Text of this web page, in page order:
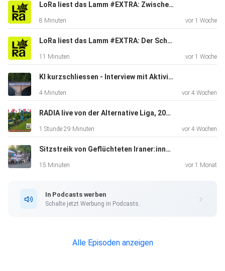
LoRa liest das Lamm #EXTRA: Zwischen Fussball, Rütlischwur und Nationalismus
8 Minuten vor 1 Woche
LoRa liest das Lamm #EXTRA: Der Schweizer Nachrichtendienst rüstet auf!
11 Minuten vor 1 Woche
KI kurzschliessen - Interview mit Aktivist*in von Aufstände der Allmende über das Protestcamp
4 Minuten vor 4 Wochen
RADIA live von der Alternative Liga, 2026.07.04
1 Stunde 29 Minuten vor 4 Wochen
Sitzstreik von Geflüchteten Iraner:innen in Zürich
15 Minuten vor 1 Monat
In Podcasts werben
Schalte jetzt Werbung in Podcasts.
Alle Episoden anzeigen